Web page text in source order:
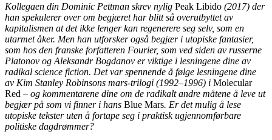
Kollegaen din Dominic Pettman skrev nylig Peak Libido (2017) der
han spekulerer over om begjæret har blitt så overutbyttet av
kapitalismen at det ikke lenger kan regenerere seg selv, som en
utarmet åker. Men han utforsker også begjær i utopiske fantasier,
som hos den franske forfatteren Fourier, som ved siden av russerne
Platonov og Aleksandr Bogdanov er viktige i lesningene dine av
radikal science fiction. Det var spennende å følge lesningene dine
av Kim Stanley Robinsons mars-trilogi (1992–1996) i Molecular
Red – og kommentarene dine om de radikalt andre måtene å leve ut
begjær på som vi finner i hans Blue Mars. Er det mulig å lese
utopiske tekster uten å fortape seg i praktisk ugjennomførbare
politiske dagdrømmer?